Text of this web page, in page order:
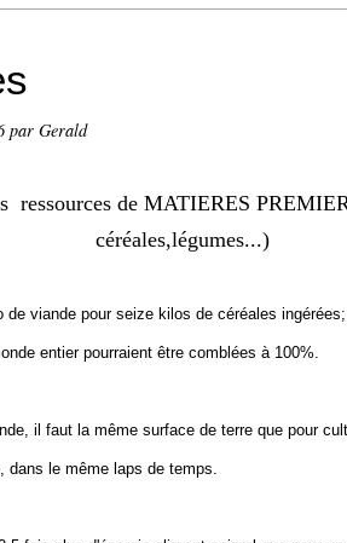
par Gerald
ressources de MATIERES
céréales,légumes...)
de viande pour seize kilos de céréales
entier pourraient être comblées à 100%.
il faut la même surface de terre que pour
dans le même laps de temps.